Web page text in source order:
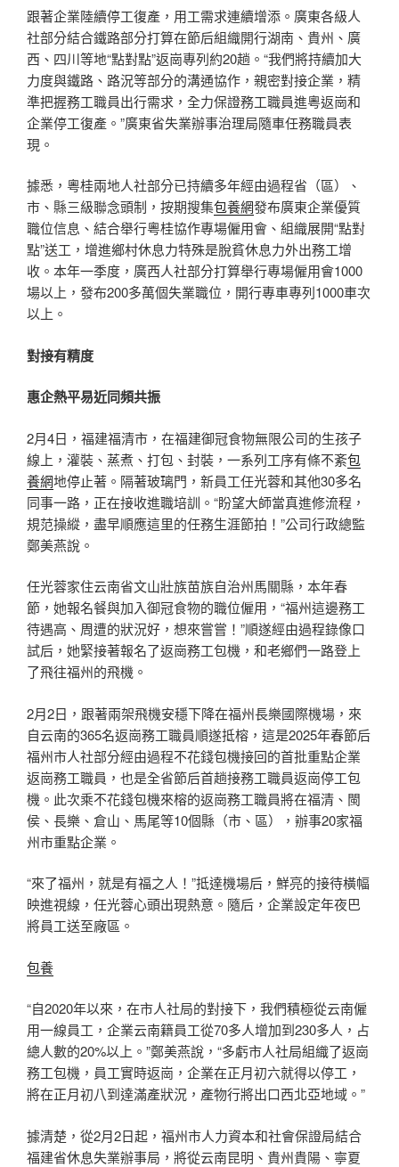
跟著企業陸續停工復產，用工需求連續增添。廣東各級人
社部分結合鐵路部分打算在節后組織開行湖南、貴州、廣
西、四川等地“點對點”返崗專列約20趟。“我們將持續加大
力度與鐵路、路況等部分的溝通協作，親密對接企業，精
準把握務工職員出行需求，全力保證務工職員進粵返崗和
企業停工復產。”廣東省失業辦事治理局隨車任務職員表
現。
據悉，粵桂兩地人社部分已持續多年經由過程省（區）、
市、縣三級聯念頭制，按期搜集包養網發布廣東企業優質
職位信息、結合舉行粵桂協作專場僱用會、組織展開“點對
點”送工，增進鄉村休息力特殊是脫貧休息力外出務工增
收。本年一季度，廣西人社部分打算舉行專場僱用會1000
場以上，發布200多萬個失業職位，開行專車專列1000車次
以上。
對接有精度
惠企熱平易近同頻共振
2月4日，福建福清市，在福建御冠食物無限公司的生孩子
線上，灌裝、蒸煮、打包、封裝，一系列工序有條不紊包
養網地停止著。隔著玻璃門，新員工任光蓉和其他30多名
同事一路，正在接收進職培訓。“盼望大師當真進修流程，
規范操縱，盡早順應這里的任務生涯節拍！”公司行政總監
鄭美燕說。
任光蓉家住云南省文山壯族苗族自治州馬關縣，本年春
節，她報名餐與加入御冠食物的職位僱用，“福州這邊務工
待遇高、周遭的狀況好，想來嘗嘗！”順遂經由過程錄像口
試后，她緊接著報名了返崗務工包機，和老鄉們一路登上
了飛往福州的飛機。
2月2日，跟著兩架飛機安穩下降在福州長樂國際機場，來
自云南的365名返崗務工職員順遂抵榕，這是2025年春節后
福州市人社部分經由過程不花錢包機接回的首批重點企業
返崗務工職員，也是全省節后首趟接務工職員返崗停工包
機。此次乘不花錢包機來榕的返崗務工職員將在福清、閩
侯、長樂、倉山、馬尾等10個縣（市、區），辦事20家福
州市重點企業。
“來了福州，就是有福之人！”抵達機場后，鮮亮的接待橫幅
映進視線，任光蓉心頭出現熱意。隨后，企業設定年夜巴
將員工送至廠區。
包養
“自2020年以來，在市人社局的對接下，我們積極從云南僱
用一線員工，企業云南籍員工從70多人增加到230多人，占
總人數的20%以上。”鄭美燕說，“多虧市人社局組織了返崗
務工包機，員工實時返崗，企業在正月初六就得以停工，
將在正月初八到達滿產狀況，產物行將出口西北亞地域。”
據清楚，從2月2日起，福州市人力資本和社會保證局結合
福建省休息失業辦事局，將從云南昆明、貴州貴陽、寧夏